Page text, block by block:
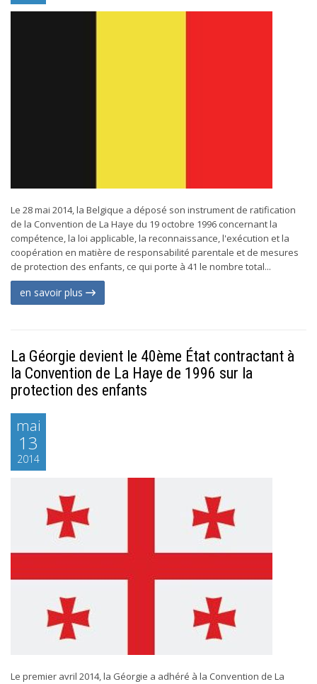
Le 28 mai 2014, la Belgique a déposé son instrument de ratification
de la Convention de La Haye du 19 octobre 1996 concernant la
compétence, la loi applicable, la reconnaissance, l'exécution et la
coopération en matière de responsabilité parentale et de mesures
de protection des enfants, ce qui porte à 41 le nombre total...
en savoir plus
La Géorgie devient le 40ème État contractant à
la Convention de La Haye de 1996 sur la
protection des enfants
mai
13
2014
Le premier avril 2014, la Géorgie a adhéré à la Convention de La